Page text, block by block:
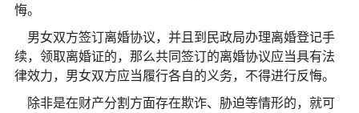
悔。
男女双方签订离婚协议，并且到民政局办理离婚登记手
续，领取离婚证的，那么共同签订的离婚协议应当具有法
律效力，男女双方应当履行各自的义务，不得进行反悔。
除非是在财产分割方面存在欺诈、胁迫等情形的，就可